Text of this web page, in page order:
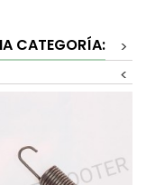
CATEGORÍA:
>
<